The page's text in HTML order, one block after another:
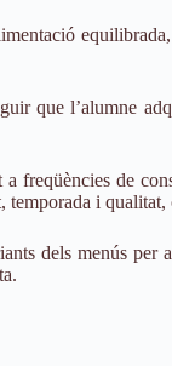
que l’alumne
freqüències de
i
dels menús per